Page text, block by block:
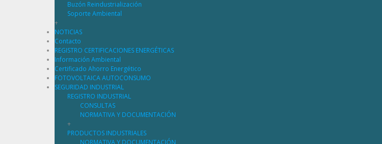
Buzón Reindustrialización
Soporte Ambiental
+
NOTICIAS
Contacto
REGISTRO CERTIFICACIONES ENERGÉTICAS
Información Ambiental
Certificado Ahorro Energético
FOTOVOLTAICA AUTOCONSUMO
SEGURIDAD INDUSTRIAL
REGISTRO INDUSTRIAL
CONSULTAS
NORMATIVA Y DOCUMENTACIÓN
+
PRODUCTOS INDUSTRIALES
NORMATIVA Y DOCUMENTACIÓN